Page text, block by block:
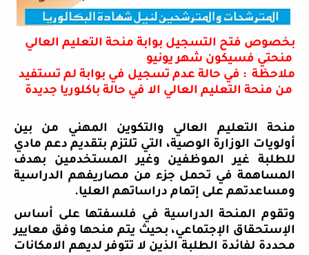
بخصوص فتح التسجيل بوابة منحة التعليم العالي
ملاحظة : في حالة عدم تسجيل في بوابة لم تستفيد
منحة التعليم العالي والتكوين المهني من بين
أولويات الوزارة الوصية، التي تلتزم بتقديم دعم مادي
للطلبة غير الموظفين وغير المستخدمين بهدف
المساهمة في تحمل جزء من مصاريفهم الدراسية
ومساعدتهم على إتمام دراساتهم العليا.
وتقوم المنحة الدراسية في فلسفتها على أساس
الإستحقاق الإجتماعي، بحيث يتم منحها وفق معايير
محددة لفائدة الطلبة الذين لا تتوفر لديهم الامكانات